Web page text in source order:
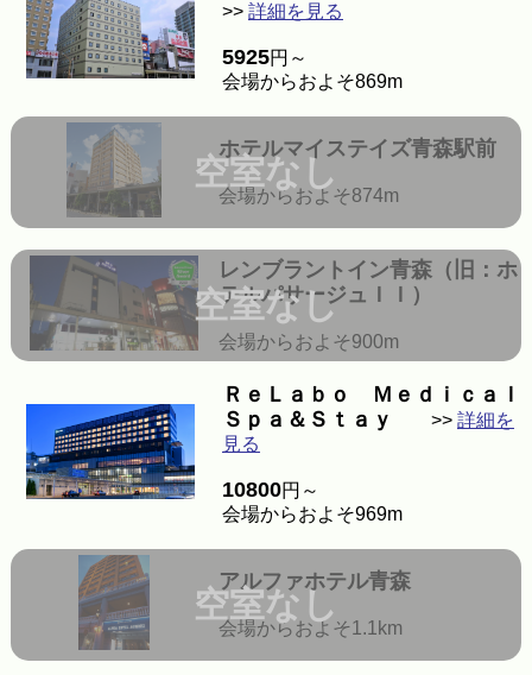
>> 詳細を見る
5925円～
会場からおよそ869m
空室なし
ホテルマイステイズ青森駅前
会場からおよそ874m
空室なし
レンブラントイン青森（旧：ホ
テルパサージュＩＩ）
会場からおよそ900m
ＲｅＬａｂｏ Ｍｅｄｉｃａｌ
Ｓｐａ＆Ｓｔａｙ
>> 詳細を
見る
10800円～
会場からおよそ969m
空室なし
アルファホテル青森
会場からおよそ1.1km